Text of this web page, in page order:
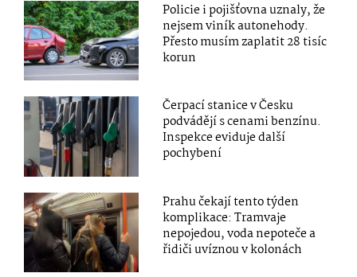
Policie i pojišťovna uznaly, že
nejsem viník autonehody.
Přesto musím zaplatit 28 tisíc
korun
Čerpací stanice v Česku
podvádějí s cenami benzínu.
Inspekce eviduje další
pochybení
Prahu čekají tento týden
komplikace: Tramvaje
nepojedou, voda nepoteče a
řidiči uvíznou v kolonách